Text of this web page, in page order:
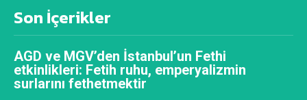
Son İçerikler
AGD ve MGV’den İstanbul’un Fethi
etkinlikleri: Fetih ruhu, emperyalizmin
surlarını fethetmektir